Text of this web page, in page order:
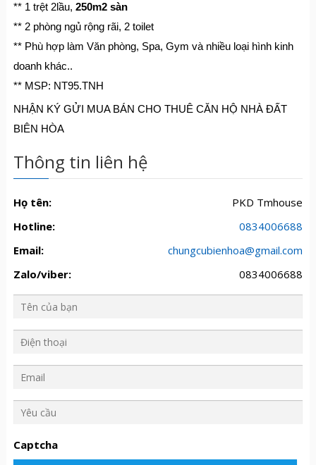
** 1 trệt 2lầu, 250m2 sàn
** 2 phòng ngủ rộng rãi, 2 toilet
** Phù hợp làm Văn phòng, Spa, Gym và nhiều loại hình kinh
doanh khác..
** MSP: NT95.TNH
NHẬN KÝ GỬI MUA BÁN CHO THUÊ CĂN HỘ NHÀ ĐẤT
BIÊN HÒA
Thông tin liên hệ
Họ tên:
PKD Tmhouse
Hotline:
0834006688
Email:
chungcubienhoa@gmail.com
Zalo/viber:
0834006688
c
ầ
Captcha